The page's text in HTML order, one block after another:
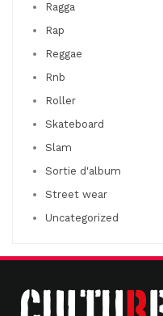
Ragga
Rap
Reggae
Rnb
Roller
Skateboard
Slam
Sortie d'album
Street wear
Uncategorized